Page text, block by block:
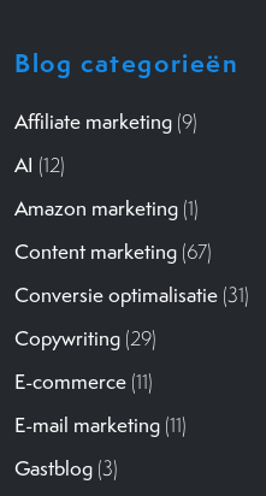
Blog categorieën
Affiliate marketing (9)
AI (12)
Amazon marketing (1)
Content marketing (67)
Conversie optimalisatie (31)
Copywriting (29)
E-commerce (11)
E-mail marketing (11)
Gastblog (3)